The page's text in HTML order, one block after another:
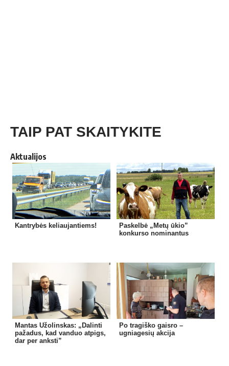
TAIP PAT SKAITYKITE
Aktualijos
Kantrybės keliaujantiems!
Paskelbė „Metų ūkio”
konkurso nominantus
Mantas Užolinskas: „Dalinti
pažadus, kad vanduo atpigs,
dar per anksti”
Po tragiško gaisro –
ugniagesių akcija